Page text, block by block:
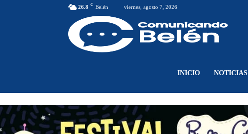
26.8 C Belén viernes, agosto 7, 2026
Belén
INICIO NOTICIAS